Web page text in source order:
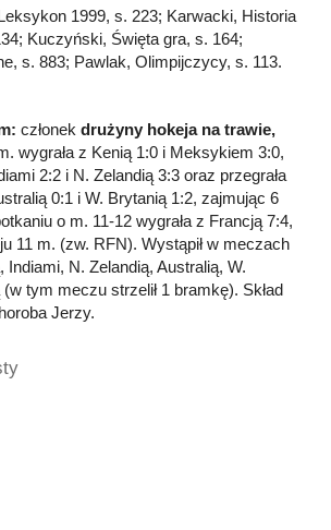
1999, s. 223; Karwacki, Historia
Kuczyński, Święta gra, s. 164;
s. 883; Pawlak, Olimpijczycy, s. 113.
członek drużyny hokeja na trawie,
wygrała z Kenią 1:0 i Meksykiem 3:0,
2:2 i N. Zelandią 3:3 oraz przegrała
0:1 i W. Brytanią 1:2, zajmując 6
o m. 11-12 wygrała z Francją 7:4,
11 m. (zw. RFN). Wystąpił w meczach
Indiami, N. Zelandią, Australią, W.
tym meczu strzelił 1 bramkę). Skład
Jerzy.